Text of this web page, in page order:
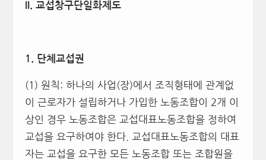
II. 교섭창구단일화제도
1. 단체교섭권
(1) 원칙: 하나의 사업(장)에서 조직형태에 관계없
이 근로자가 설립하거나 가입한 노동조합이 2개 이
상인 경우 노동조합은 교섭대표노동조합을 정하여
교섭을 요구하여야 한다. 교섭대표노동조합의 대표
자는 교섭을 요구한 모든 노동조합 또는 조합원을